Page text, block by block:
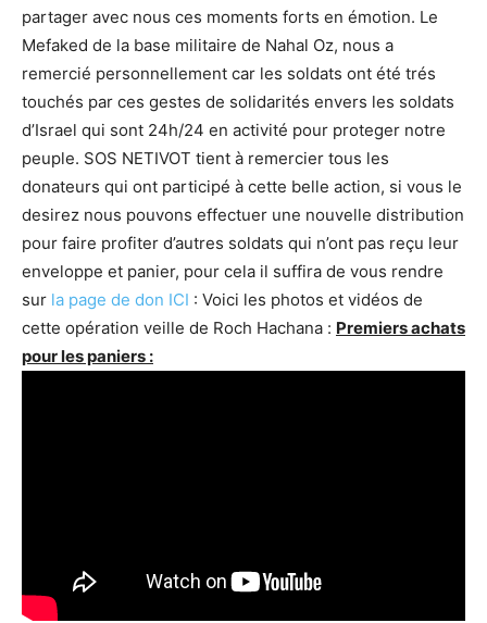
partager avec nous ces moments forts en émotion. Le
Mefaked de la base militaire de Nahal Oz, nous a
remercié personnellement car les soldats ont été trés
touchés par ces gestes de solidarités envers les soldats
d’Israel qui sont 24h/24 en activité pour proteger notre
peuple. SOS NETIVOT tient à remercier tous les
donateurs qui ont participé à cette belle action, si vous le
desirez nous pouvons effectuer une nouvelle distribution
pour faire profiter d’autres soldats qui n’ont pas reçu leur
enveloppe et panier, pour cela il suffira de vous rendre
sur la page de don ICI : Voici les photos et vidéos de
cette opération veille de Roch Hachana : Premiers achats
pour les paniers :